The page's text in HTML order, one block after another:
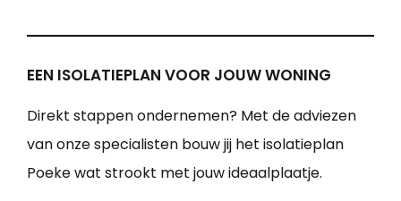
EEN ISOLATIEPLAN VOOR JOUW WONING
Direkt stappen ondernemen? Met de adviezen
van onze specialisten bouw jij het isolatieplan
Poeke wat strookt met jouw ideaalplaatje.